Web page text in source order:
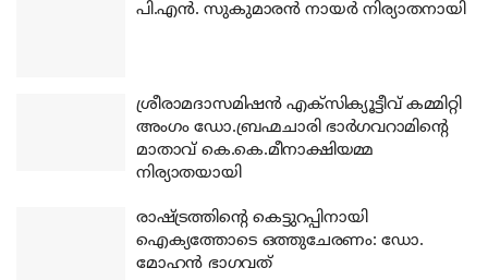
പി.എന്‍. സുകുമാരന്‍ നായര്‍ നിര്യാതനായി
ശ്രീരാമദാസമിഷന്‍ എക്‌സിക്യൂട്ടീവ് കമ്മിറ്റി
അംഗം ഡോ.ബ്രഹ്മചാരി ഭാര്‍ഗവറാമിന്റെ
മാതാവ് കെ.കെ.മീനാക്ഷിയമ്മ
നിര്യാതയായി
രാഷ്ട്രത്തിന്റെ കെട്ടുറപ്പിനായി
ഐക്യത്തോടെ ഒത്തുചേരണം: ഡോ.
മോഹന്‍ ഭാഗവത്